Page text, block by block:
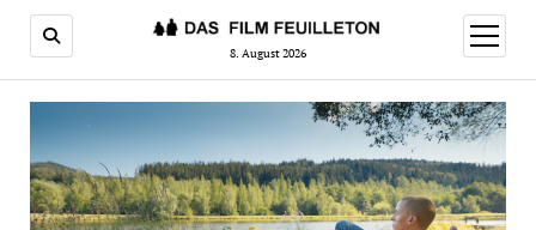
8. August 2026
Menü
öffnen